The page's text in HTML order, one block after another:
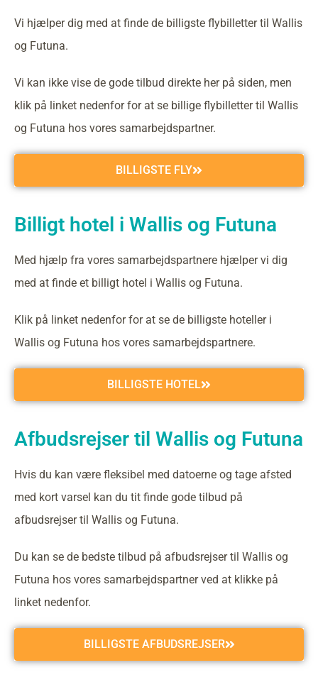
Vi hjælper dig med at finde de billigste flybilletter til Wallis
og Futuna.
Vi kan ikke vise de gode tilbud direkte her på siden, men
klik på linket nedenfor for at se billige flybilletter til Wallis
og Futuna hos vores samarbejdspartner.
BILLIGSTE FLY
Billigt hotel i Wallis og Futuna
Med hjælp fra vores samarbejdspartnere hjælper vi dig
med at finde et billigt hotel i Wallis og Futuna.
Klik på linket nedenfor for at se de billigste hoteller i
Wallis og Futuna hos vores samarbejdspartnere.
BILLIGSTE HOTEL
Afbudsrejser til Wallis og Futuna
Hvis du kan være fleksibel med datoerne og tage afsted
med kort varsel kan du tit finde gode tilbud på
afbudsrejser til Wallis og Futuna.
Du kan se de bedste tilbud på afbudsrejser til Wallis og
Futuna hos vores samarbejdspartner ved at klikke på
linket nedenfor.
BILLIGSTE AFBUDSREJSER